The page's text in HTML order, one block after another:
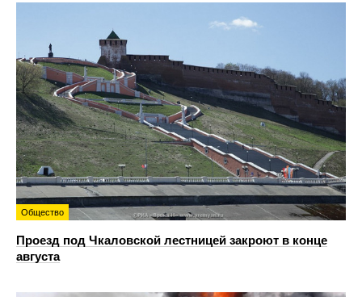
Общество
Проезд под Чкаловской лестницей закроют в конце
августа